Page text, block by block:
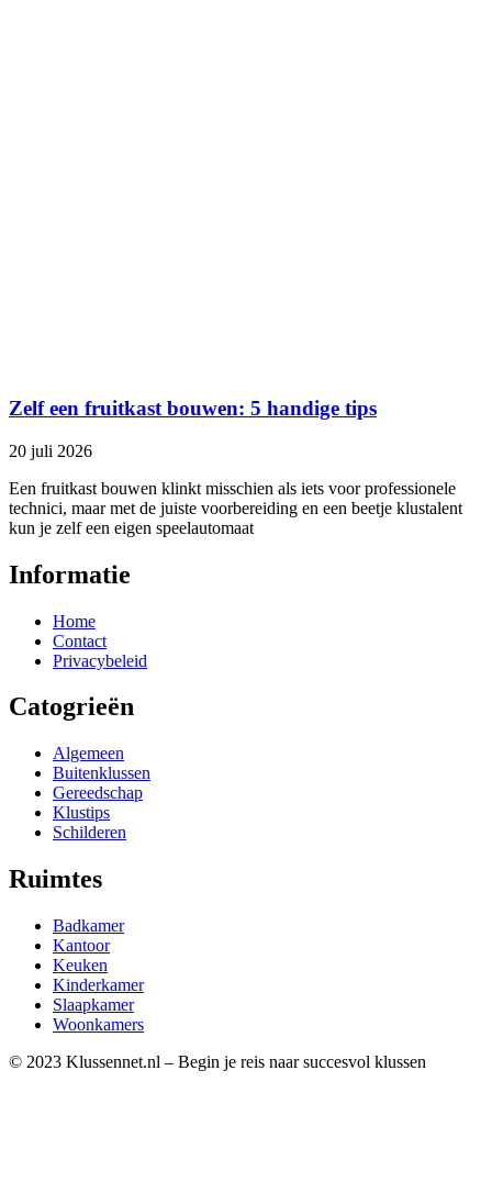
Zelf een fruitkast bouwen: 5 handige tips
20 juli 2026
Een fruitkast bouwen klinkt misschien als iets voor professionele
technici, maar met de juiste voorbereiding en een beetje klustalent
kun je zelf een eigen speelautomaat
Informatie
Home
Contact
Privacybeleid
Catogrieën
Algemeen
Buitenklussen
Gereedschap
Klustips
Schilderen
Ruimtes
Badkamer
Kantoor
Keuken
Kinderkamer
Slaapkamer
Woonkamers
© 2023 Klussennet.nl – Begin je reis naar succesvol klussen